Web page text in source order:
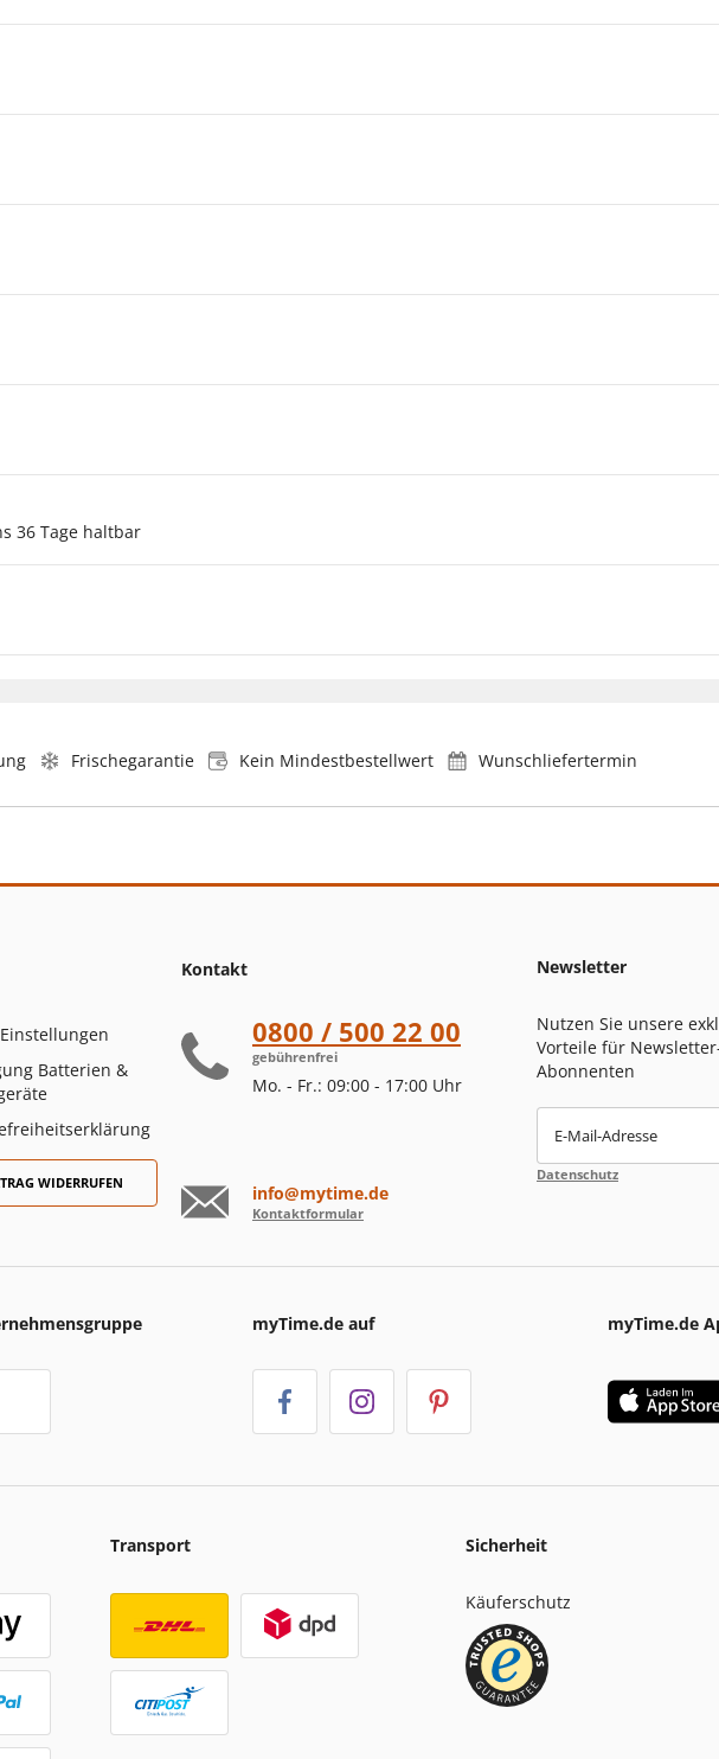
36 Tage haltbar
Frischegarantie Kein Mindestbestellwert Wunschliefertermin
Batterien &
WIDERRUFEN
Kontakt
0800 / 500 22 00
gebührenfrei
Mo. - Fr.: 09:00 - 17:00 Uhr
info@mytime.de
Kontaktformular
Newsletter
Nutzen Sie unsere
Vorteile für
Abonnenten
E-Mail-Adresse
Datenschutz
myTime.de auf myTime.de
Transport Sicherheit
Käuferschutz